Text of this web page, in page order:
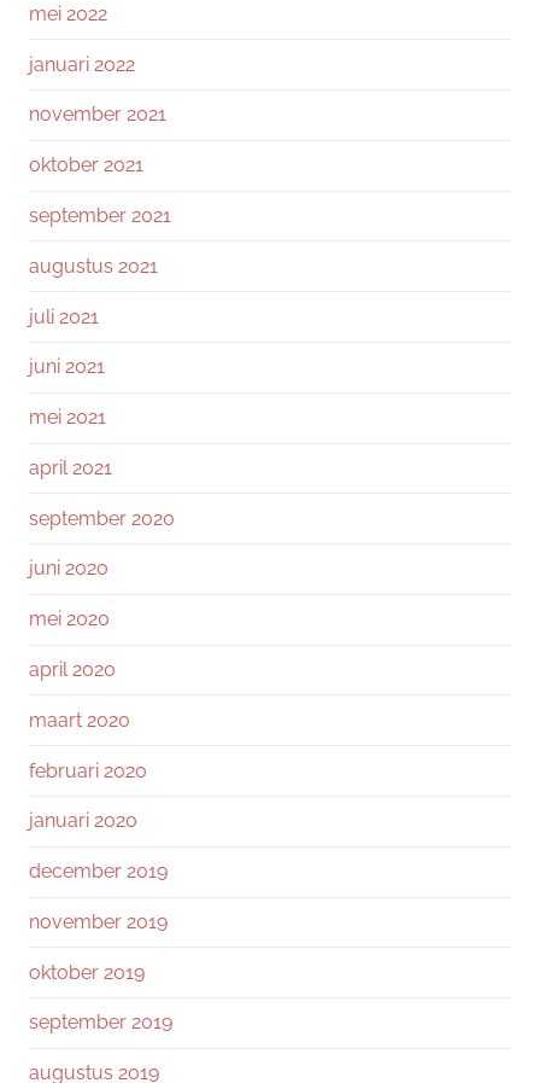
mei 2022
januari 2022
november 2021
oktober 2021
september 2021
augustus 2021
juli 2021
juni 2021
mei 2021
april 2021
september 2020
juni 2020
mei 2020
april 2020
maart 2020
februari 2020
januari 2020
december 2019
november 2019
oktober 2019
september 2019
augustus 2019